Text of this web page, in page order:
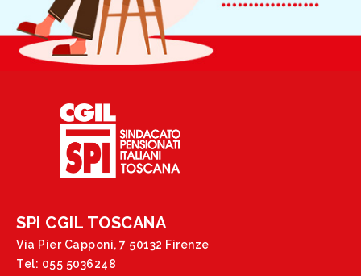
SPI CGIL TOSCANA
Via Pier Capponi, 7 50132 Firenze
Tel: 055 5036248